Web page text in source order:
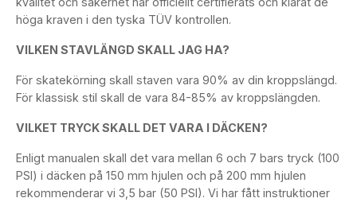
höga kraven i den tyska TÜV kontrollen.
VILKEN STAVLÄNGD SKALL JAG HA?
För skatekörning skall staven vara 90% av din kroppslängd.
För klassisk stil skall de vara 84-85% av kroppslängden.
VILKET TRYCK SKALL DET VARA I DÄCKEN?
Enligt manualen skall det vara mellan 6 och 7 bars tryck (100
PSI) i däcken på 150 mm hjulen och på 200 mm hjulen
rekommenderar vi 3,5 bar (50 PSI). Vi har fått instruktioner